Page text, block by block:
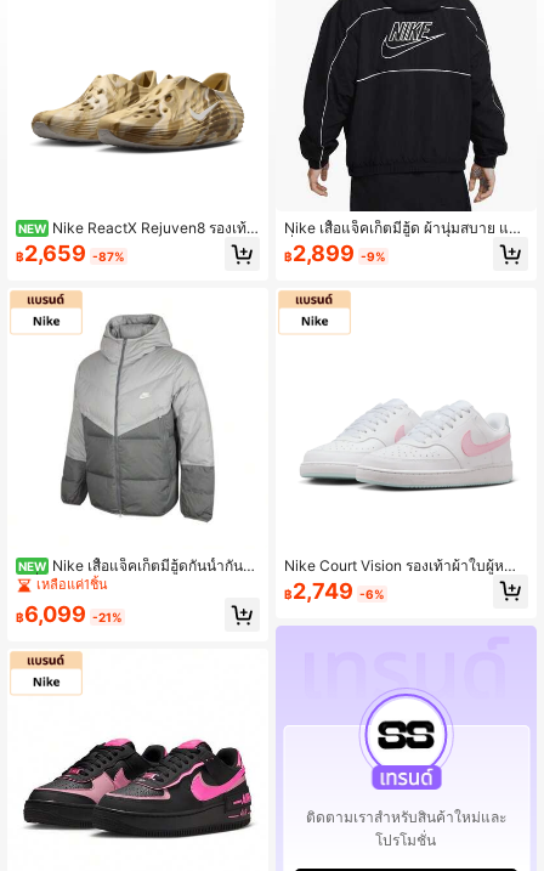
NEW Nike ReactX Rejuven8 รองเท้า
แตะแบบรู สวมสบาย แมตช์ง่าย สำหรับ
ผู้ชาย สีเบจ
฿2,659 -87%
NEW Nike เสื้อแจ็คเก็ตมีฮู้ดกันน้ำกันล
ม ที่ใส่หลัง Storm-FIT ของผู้ชาย ฉนวน
หุ้ม สีเทาควัน, DV1132-077
เหลือแค่1ชิ้น
฿6,099 -21%
Nike เสื้อแจ็คเก็ตมีฮู้ด ผ้านุ่มสบาย แฟ
ชั่นฤดูใบไม้ร่วง 2025 ผู้ชาย สีดำ HJ2
013-010
฿2,899 -9%
Nike Court Vision รองเท้าผ้าใบผู้หญิง
นุ่มสบาย IQ9800-161
฿2,749 -6%
ติดตามเราสำหรับสินค้าใหม่และ
โปรโมชั่น